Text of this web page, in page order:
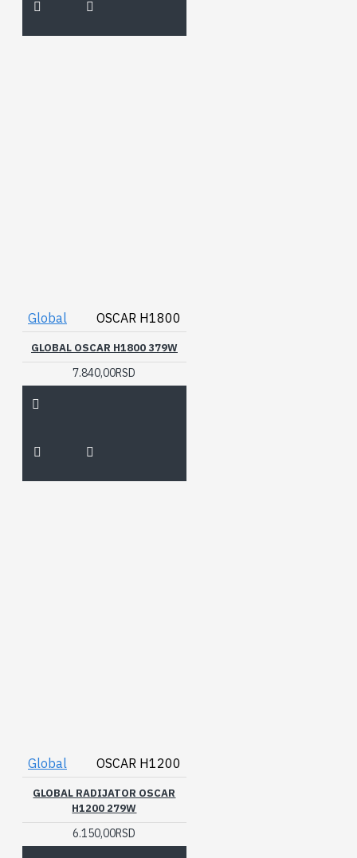
Global OSCAR H1800
GLOBAL OSCAR H1800 379W
7.840,00RSD
Global OSCAR H1200
GLOBAL RADIJATOR OSCAR
H1200 279W
6.150,00RSD